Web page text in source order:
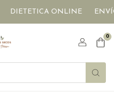
ONLINE ENVÍOS A
0